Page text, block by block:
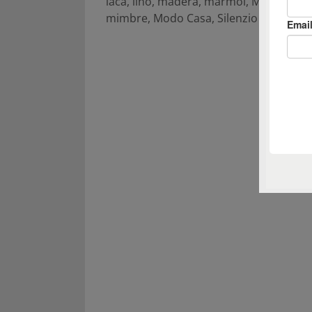
mimbre, Modo Casa, Silenzio